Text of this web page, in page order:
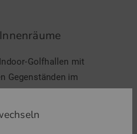
Golfhallen mit
Gegenständen im